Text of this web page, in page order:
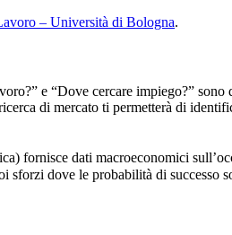
– Università di Bologna.
e “Dove cercare impiego?”
di mercato ti permetterà di
fornisce dati macroeconomici
sforzi dove le probabilità di successo